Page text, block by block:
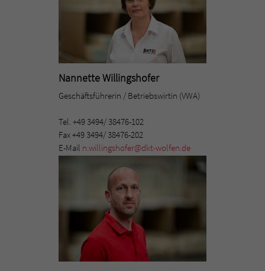
Nannette Willingshofer
Geschäftsführerin / Betriebswirtin (VWA)
Tel. +49 3494/ 38476-102
Fax +49 3494/ 38476-202
E-Mail n.willingshofer@dkt-wolfen.de